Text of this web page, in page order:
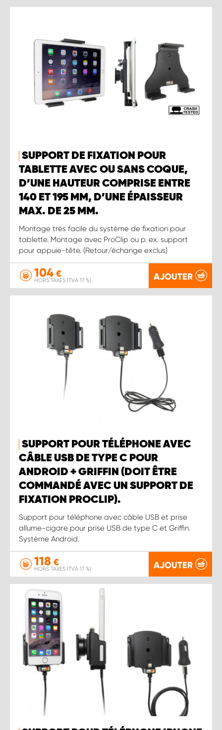
SUPPORT DE FIXATION POUR
TABLETTE AVEC OU SANS COQUE,
D’UNE HAUTEUR COMPRISE ENTRE
140 ET 195 MM, D’UNE ÉPAISSEUR
MAX. DE 25 MM.
Montage très facile du système de fixation pour
tablette. Montage avec ProClip ou p. ex. support
pour appuie-tête. (Retour/échange exclus)
104 €
HORS TAXES (TVA 17 %) AJOUTER
SUPPORT POUR TÉLÉPHONE AVEC
CÂBLE USB DE TYPE C POUR
ANDROID + GRIFFIN (DOIT ÊTRE
COMMANDÉ AVEC UN SUPPORT DE
FIXATION PROCLIP).
Support pour téléphone avec câble USB et prise
allume-cigare pour prise USB de type C et Griffin.
Système Android.
118 €
HORS TAXES (TVA 17 %) AJOUTER